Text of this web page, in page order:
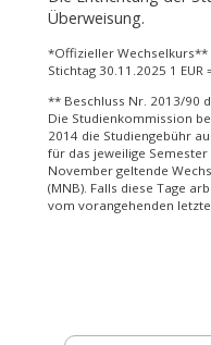
Überweisung.
*Offizieller Wechselkurs**
Stichtag 30.11.2025 1 EUR
** Beschluss Nr. 2013/90
Die Studienkommission
2014 die Studiengebühr
für das jeweilige Semester
November geltende
(MNB). Falls diese Tage
vom vorangehenden